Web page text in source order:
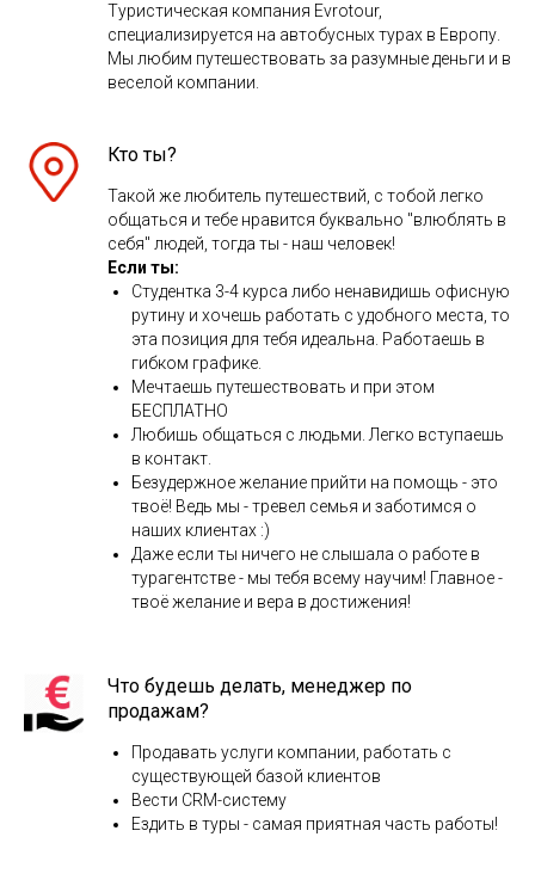
Туристическая компания Evrоtour,
специализируется на автобусных турах в Европу.
Мы любим путешествовать за разумные деньги и в
веселой компании.
Кто ты?
Такой же любитель путешествий, с тобой легко
общаться и тебе нравится буквально "влюблять в
себя" людей, тогда ты - наш человек!
Если ты:
Студентка 3-4 курса либо ненавидишь офисную
рутину и хочешь работать с удобного места, то
эта позиция для тебя идеальна. Работаешь в
гибком графике.
Мечтаешь путешествовать и при этом
БЕСПЛАТНО
Любишь общаться с людьми. Легко вступаешь
в контакт.
Безудержное желание прийти на помощь - это
твоё! Ведь мы - тревел семья и заботимся о
наших клиентах :)
Даже если ты ничего не слышала о работе в
турагентстве - мы тебя всему научим! Главное -
твоё желание и вера в достижения!
Что будешь делать, менеджер по
продажам?
Продавать услуги компании, работать с
существующей базой клиентов
Вести CRM-систему
Ездить в туры - самая приятная часть работы!